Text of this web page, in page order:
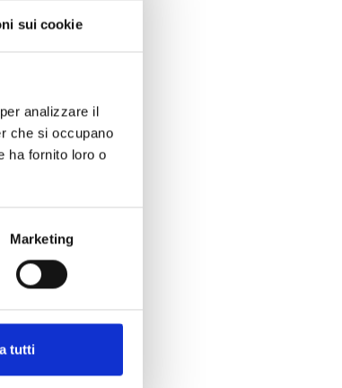
sui cookie
analizzare il
che si occupano
ha fornito loro o
Marketing
tutti